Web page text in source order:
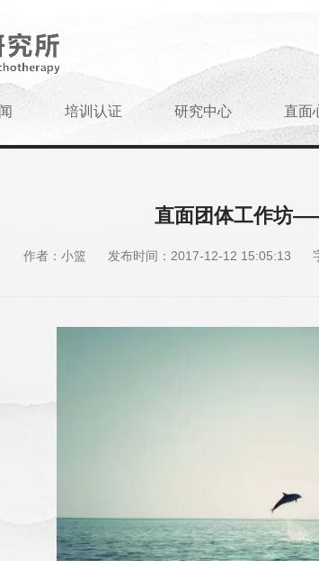
培训认证 研究中心 直面
直面团体工作坊
作者：小篮 发布时间：2017-12-12 15:05:13